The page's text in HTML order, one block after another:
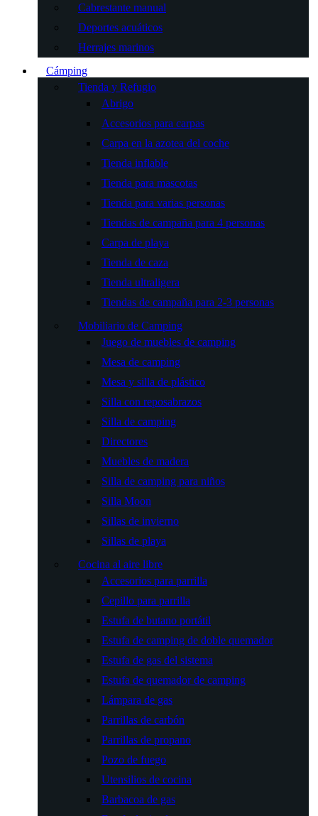
Cabrestante manual
Deportes acuáticos
Herrajes marinos
Cámping
Tienda y Refugio
Abrigo
Accesorios para carpas
Carpa en la azotea del coche
Tienda inflable
Tienda para mascotas
Tienda para varias personas
Tiendas de campaña para 4 personas
Carpa de playa
Tienda de caza
Tienda ultraligera
Tiendas de campaña para 2-3 personas
Mobiliario de Camping
Juego de muebles de camping
Mesa de camping
Mesa y silla de plástico
Silla con reposabrazos
Silla de camping
Directores
Muebles de madera
Silla de camping para niños
Silla Moon
Sillas de invierno
Sillas de playa
Cocina al aire libre
Accesorios para parrilla
Cepillo para parrilla
Estufa de butano portátil
Estufa de camping de doble quemador
Estufa de gas del sistema
Estufa de quemador de camping
Lámpara de gas
Parrillas de carbón
Parrillas de propano
Pozo de fuego
Utensilios de cocina
Barbacoa de gas